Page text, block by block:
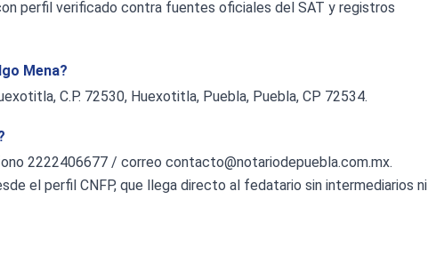
perfil verificado contra fuentes oficiales del SAT y registros
Mena?
C.P. 72530, Huexotitla, Puebla, Puebla, CP 72534.
2222406677 / correo contacto@notariodepuebla.com.mx.
el perfil CNFP, que llega directo al fedatario sin intermediarios ni